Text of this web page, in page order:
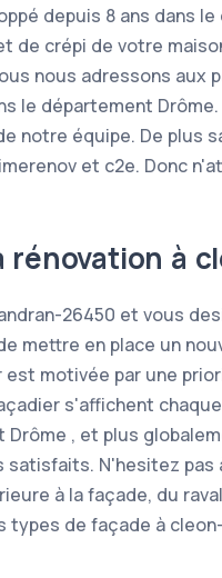
depuis 8 ans dans
de crépi de votre
nous adressons
le département
notre équipe. De plus
et c2e. Donc
rénovation à
26450 et vous
mettre en place un
est motivée par une
s'affichent
, et plus
N'hesitez
à la façade, du
types de façade à